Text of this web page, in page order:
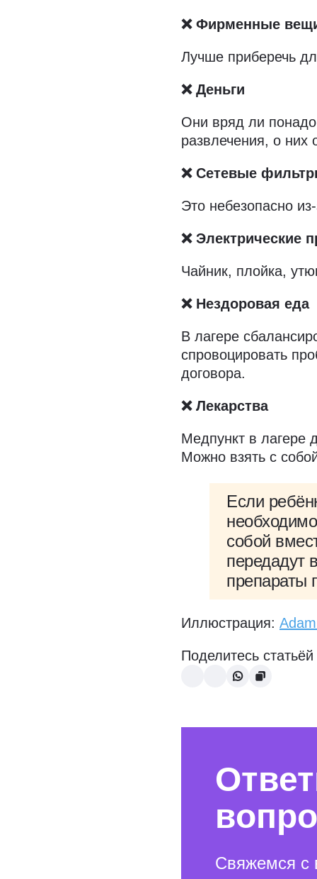
❌ Фирменные
Лучше приберечь
❌ Деньги
Они вряд ли
развлечения, о
❌ Сетевые
Это небезопасно
❌ Электрические
Чайник, плойка,
❌ Нездоровая еда
В лагере
спровоцировать
договора.
❌ Лекарства
Медпункт в лагере
Можно взять с
Если
собой
передадут
препараты
Иллюстрация:
Поделитесь статьёй
Свяжемся с